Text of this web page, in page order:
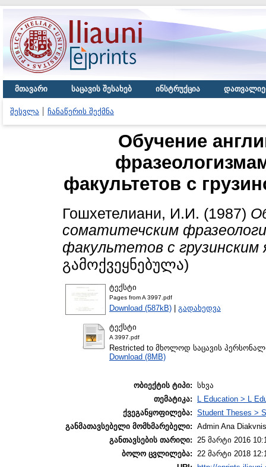
მთავარი საცავის შესახებ ინსტრუქცია
შესვლა ჩანაწერის შექმნა
Обучение
факультетов с
Гошхетелиани, И.И. (1987)
соматитечским
факультетов с грузинским
გამოქვეყნებულა)
ტექსტი
Pages from A 3997.pdf
Download (587kB) | გადახედვა
ტექსტი
A 3997.pdf
Restricted to მხოლოდ საცავის
Download (8MB)
ობიექტის ტიპი: სხვა
თემატიკა:
L Education > L
ქვეგანყოფილება: Student Theses >
განმათავსებელი მომხმარებელი: Admin Ana
განთავსების თარიღი: 25 მარტი 2016
ბოლო ცვლილება: 22 მარტი 2018